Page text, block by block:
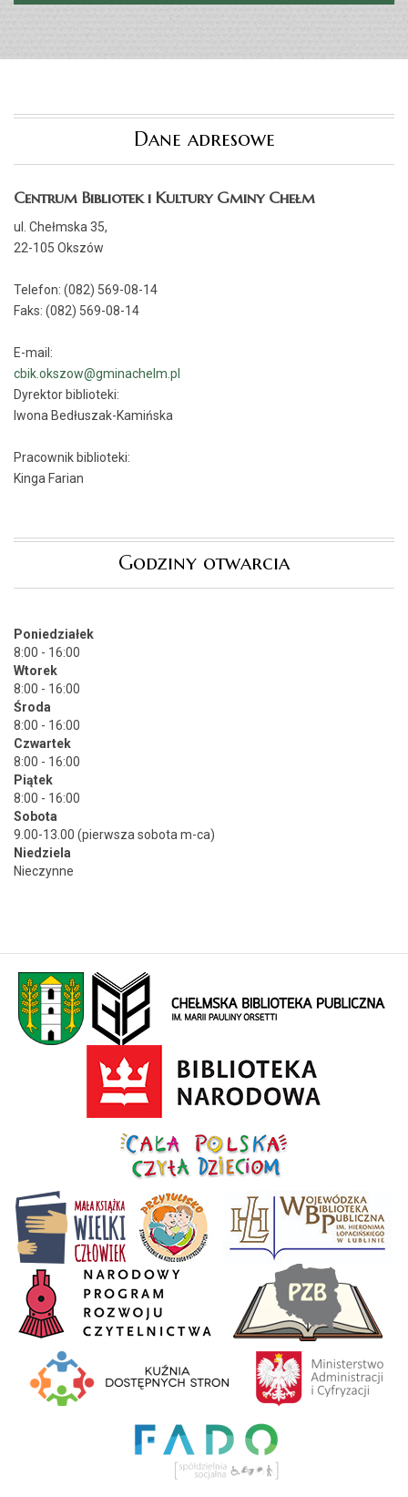
Dane adresowe
Centrum Bibliotek i Kultury Gminy Chełm
ul. Chełmska 35,
22-105 Okszów
Telefon: (082) 569-08-14
Faks: (082) 569-08-14
E-mail:
cbik.okszow@gminachelm.pl
Dyrektor biblioteki:
Iwona Bedłuszak-Kamińska
Pracownik biblioteki:
Kinga Farian
Godziny otwarcia
Poniedziałek
8:00 - 16:00
Wtorek
8:00 - 16:00
Środa
8:00 - 16:00
Czwartek
8:00 - 16:00
Piątek
8:00 - 16:00
Sobota
9.00-13.00 (pierwsza sobota m-ca)
Niedziela
Nieczynne